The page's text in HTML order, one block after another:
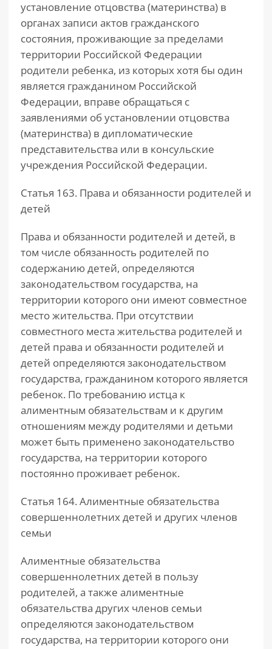
установление отцовства (материнства) в
органах записи актов гражданского
состояния, проживающие за пределами
территории Российской Федерации
родители ребенка, из которых хотя бы один
является гражданином Российской
Федерации, вправе обращаться с
заявлениями об установлении отцовства
(материнства) в дипломатические
представительства или в консульские
учреждения Российской Федерации.
Статья 163. Права и обязанности родителей и
детей
Права и обязанности родителей и детей, в
том числе обязанность родителей по
содержанию детей, определяются
законодательством государства, на
территории которого они имеют совместное
место жительства. При отсутствии
совместного места жительства родителей и
детей права и обязанности родителей и
детей определяются законодательством
государства, гражданином которого является
ребенок. По требованию истца к
алиментным обязательствам и к другим
отношениям между родителями и детьми
может быть применено законодательство
государства, на территории которого
постоянно проживает ребенок.
Статья 164. Алиментные обязательства
совершеннолетних детей и других членов
семьи
Алиментные обязательства
совершеннолетних детей в пользу
родителей, а также алиментные
обязательства других членов семьи
определяются законодательством
государства, на территории которого они